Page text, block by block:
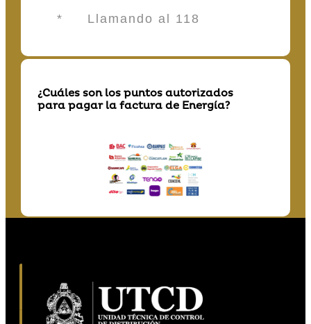
* Llamando al 118
¿Cuáles son los puntos autorizados
para pagar la factura de Energía?